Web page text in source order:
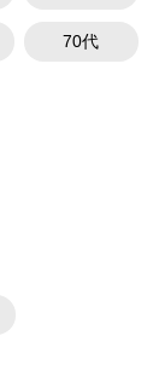
70代